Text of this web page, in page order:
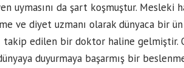
uymasını da şart koşmuştur. Mesleki
ve diyet uzmanı olarak dünyaca bir
takip edilen bir doktor haline gelmiştir.
duyurmaya başarmış bir